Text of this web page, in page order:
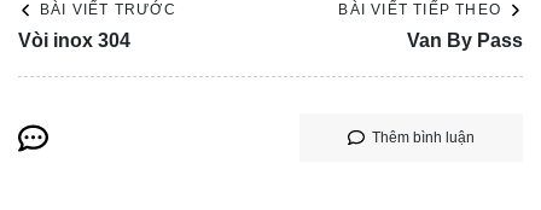
BÀI VIẾT TRƯỚC
Vòi inox 304
BÀI VIẾT TIẾP THEO
Van By Pass
Thêm bình luận